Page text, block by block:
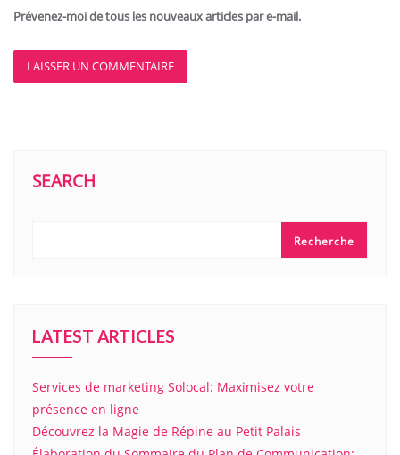
Prévenez-moi de tous les nouveaux articles par e-mail.
SEARCH
Recherche
LATEST ARTICLES
Services de marketing Solocal: Maximisez votre
présence en ligne
Découvrez la Magie de Répine au Petit Palais